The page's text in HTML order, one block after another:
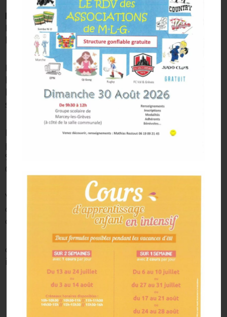
Les mercredis loisirs
Nous proposons des activités manuelles ou
ludiques en fonction de la météo.
Les inscriptions se font à la Mairie de Marcey-
les-Grèves dès que le programme se trouve en
ligne sur internet. possibilité d’inscription à la
semaine, à la journée ou la demi-journée
Pour tous renseignements ou inscriptions, une
permanence téléphonique vous est proposé de
9h à 12h les lundi, mardi, jeudi et vendredi au
02.33.70.99.42 ou 07.62.65.89.50
Vous pouvez aussi faire vos demandes
d’inscriptions par mail à l’adresse suivante
clshdelasee@marceylesgreves.fr
ci-dessous les programmes et dossier
inscription :
tarifs en fonction du coefficient
familial mercredi 2 septembre 2026-